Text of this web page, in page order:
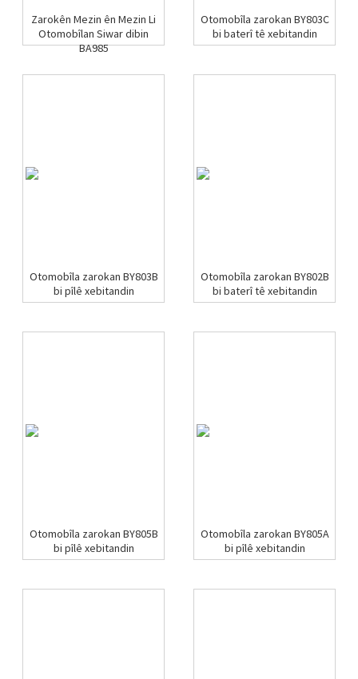
Zarokên Mezin ên Mezin Li
Otomobîlan Siwar dibin
BA985
Otomobîla zarokan BY803C
bi baterî tê xebitandin
Otomobîla zarokan BY803B
bi pîlê xebitandin
Otomobîla zarokan BY802B
bi baterî tê xebitandin
Otomobîla zarokan BY805B
bi pîlê xebitandin
Otomobîla zarokan BY805A
bi pîlê xebitandin